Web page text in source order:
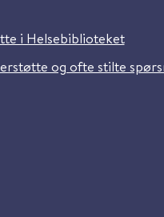
i Helsebiblioteket
og ofte stilte